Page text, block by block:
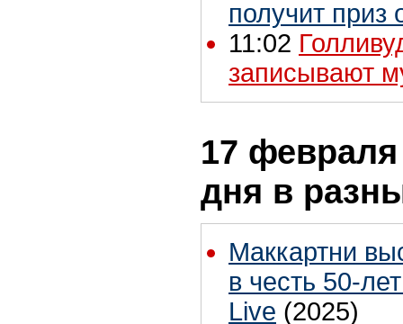
получит приз
11:02
записывают
17 февраля
дня в
Маккартни
в честь 50-
Live (2025)